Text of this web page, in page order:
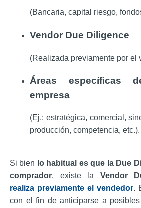
(Bancaria, capital riesgo,
Vendor Due Diligence
(Realizada previamente por el
Áreas específicas
empresa
(Ej.: estratégica, comercial,
producción, competencia, etc.).
Si bien lo habitual es que la Due
comprador, existe la Vendor
realiza previamente el vendedor.
con el fin de anticiparse a